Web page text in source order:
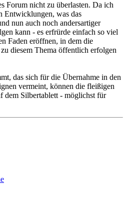
Forum nicht zu überlasten. Da ich
Entwicklungen, was das
nun auch noch andersartiger
kann - es erfrürde einfach so viel
Faden eröffnen, in dem die
diesem Thema öffentlich erfolgen
das sich für die Übernahme in den
vermeint, können die fleißigen
dem Silbertablett - möglichst für